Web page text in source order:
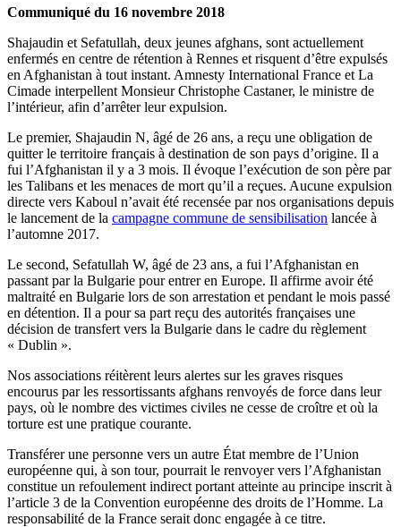
Communiqué du 16 novembre 2018
Shajaudin et Sefatullah, deux jeunes afghans, sont actuellement
enfermés en centre de rétention à Rennes et risquent d’être expulsés
en Afghanistan à tout instant. Amnesty International France et La
Cimade interpellent Monsieur Christophe Castaner, le ministre de
l’intérieur, afin d’arrêter leur expulsion.
Le premier, Shajaudin N, âgé de 26 ans, a reçu une obligation de
quitter le territoire français à destination de son pays d’origine. Il a
fui l’Afghanistan il y a 3 mois. Il évoque l’exécution de son père par
les Talibans et les menaces de mort qu’il a reçues. Aucune expulsion
directe vers Kaboul n’avait été recensée par nos organisations depuis
le lancement de la campagne commune de sensibilisation lancée à
l’automne 2017.
Le second, Sefatullah W, âgé de 23 ans, a fui l’Afghanistan en
passant par la Bulgarie pour entrer en Europe. Il affirme avoir été
maltraité en Bulgarie lors de son arrestation et pendant le mois passé
en détention. Il a pour sa part reçu des autorités françaises une
décision de transfert vers la Bulgarie dans le cadre du règlement
« Dublin ».
Nos associations réitèrent leurs alertes sur les graves risques
encourus par les ressortissants afghans renvoyés de force dans leur
pays, où le nombre des victimes civiles ne cesse de croître et où la
torture est une pratique courante.
Transférer une personne vers un autre État membre de l’Union
européenne qui, à son tour, pourrait le renvoyer vers l’Afghanistan
constitue un refoulement indirect portant atteinte au principe inscrit à
l’article 3 de la Convention européenne des droits de l’Homme. La
responsabilité de la France serait donc engagée à ce titre.